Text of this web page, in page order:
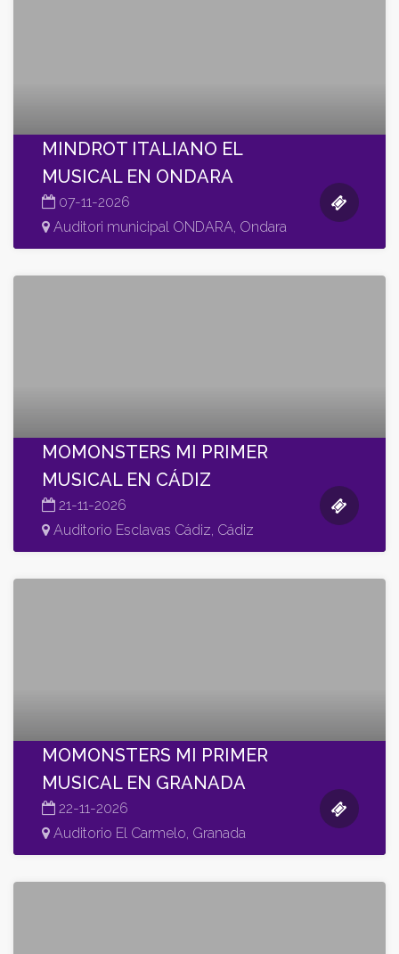
MINDROT ITALIANO EL
MUSICAL EN ONDARA
07-11-2026
Auditori municipal ONDARA, Ondara
MOMONSTERS MI PRIMER
MUSICAL EN CÁDIZ
21-11-2026
Auditorio Esclavas Cádiz, Cádiz
MOMONSTERS MI PRIMER
MUSICAL EN GRANADA
22-11-2026
Auditorio El Carmelo, Granada